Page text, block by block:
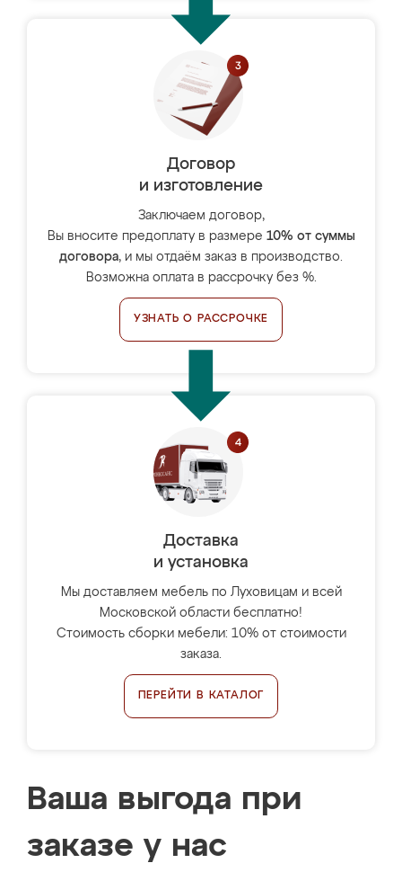
Договор
и изготовление
Заключаем договор,
Вы вносите предоплату в размере 10% от суммы
договора, и мы отдаём заказ в производство.
Возможна оплата в рассрочку без %.
УЗНАТЬ О РАССРОЧКЕ
Доставка
и установка
Мы доставляем мебель по Луховицам и всей
Московской области бесплатно!
Стоимость сборки мебели: 10% от стоимости
заказа.
ПЕРЕЙТИ В КАТАЛОГ
Ваша выгода при
заказе у нас